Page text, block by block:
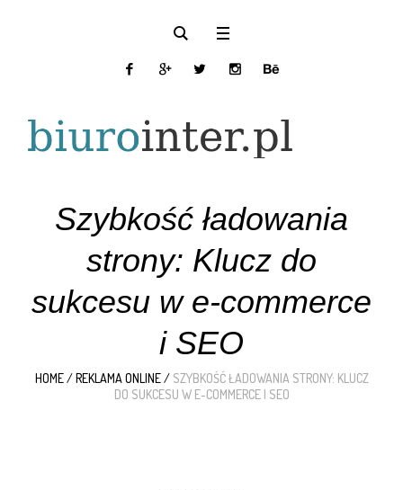
Szybkość ładowania
strony: Klucz do
sukcesu w e-commerce
i SEO
HOME /REKLAMA ONLINE / SZYBKOŚĆ ŁADOWANIA STRONY: KLUCZ
DO SUKCESU W E-COMMERCE I SEO